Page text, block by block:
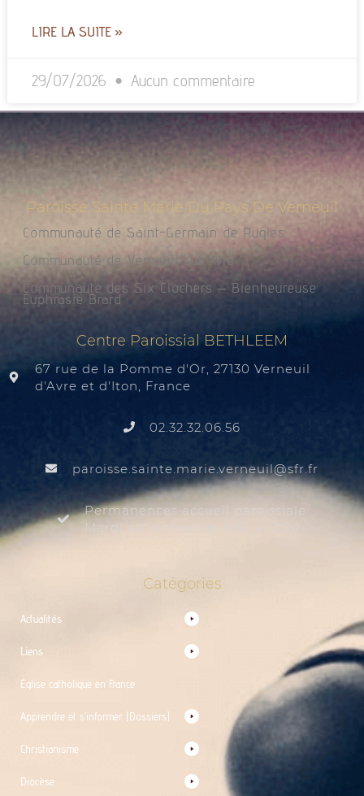
LIRE LA SUITE »
29/07/2026 Aucun commentaire
Paroisse Sainte Marie Du Pays De Verneuil
Communauté de Saint-Germain de Rugles
Communauté de Verneuil sur Avre
Communauté des Six Clochers – Bienheureuse
Euphrasie Brard
Centre Paroissial BETHLEEM
67 rue de la Pomme d'Or, 27130 Verneuil
d'Avre et d'Iton, France
02.32.32.06.56
rf.rfs
@liuenrev.eiram.etnias.essiorap
Permanences accueil paroissiale
Mardi au samedi de 9:30 à 12:00
Catégories
Actualités
Liens
Église catholique en France
Apprendre et s’informer (Dossiers)
Christianisme
Diocèse